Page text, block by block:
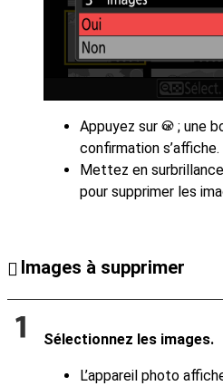
Appuyez sur J ; une
confirmation s’affiche.
Mettez en
pour supprimer les
Images à supprimer
Sélectionnez les images.
L’appareil photo